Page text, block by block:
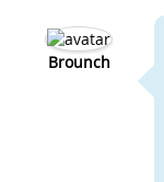
Brounch